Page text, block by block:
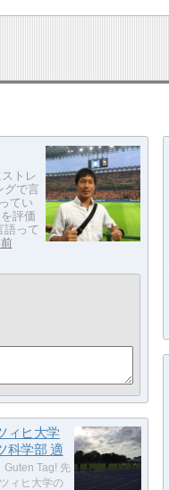
トレ
で言
てい
評価
って
ィヒ大学
科学部 適
Guten Tag! 先
ィヒ大学の